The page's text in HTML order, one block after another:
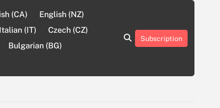
(CA)
English (NZ)
(IT)
Czech (CZ)
Bulgarian (BG)
About
Contact
Cookie
Privacy
Sitemap
Terms
Subscription